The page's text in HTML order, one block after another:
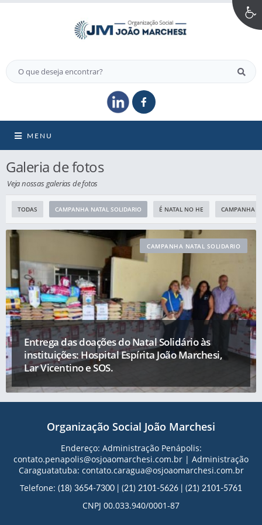
MENU
Galeria de fotos
Veja nossas galerias de fotos
TODAS CAMPANHA NATAL SOLIDARIO É NATAL NO HE CAMPANHA
Entrega das doações do Natal Solidário às
instituições: Hospital Espírita João Marchesi,
Lar Vicentino e SOS.
CAMPANHA NATAL SOLIDARIO
Organização Social João Marchesi
Endereço: Administração Penápolis:
contato.penapolis@osjoaomarchesi.com.br | Administração
Caraguatatuba: contato.caragua@osjoaomarchesi.com.br
Telefone: (18) 3654-7300 | (21) 2101-5626 | (21) 2101-5761
CNPJ 00.033.940/0001-87